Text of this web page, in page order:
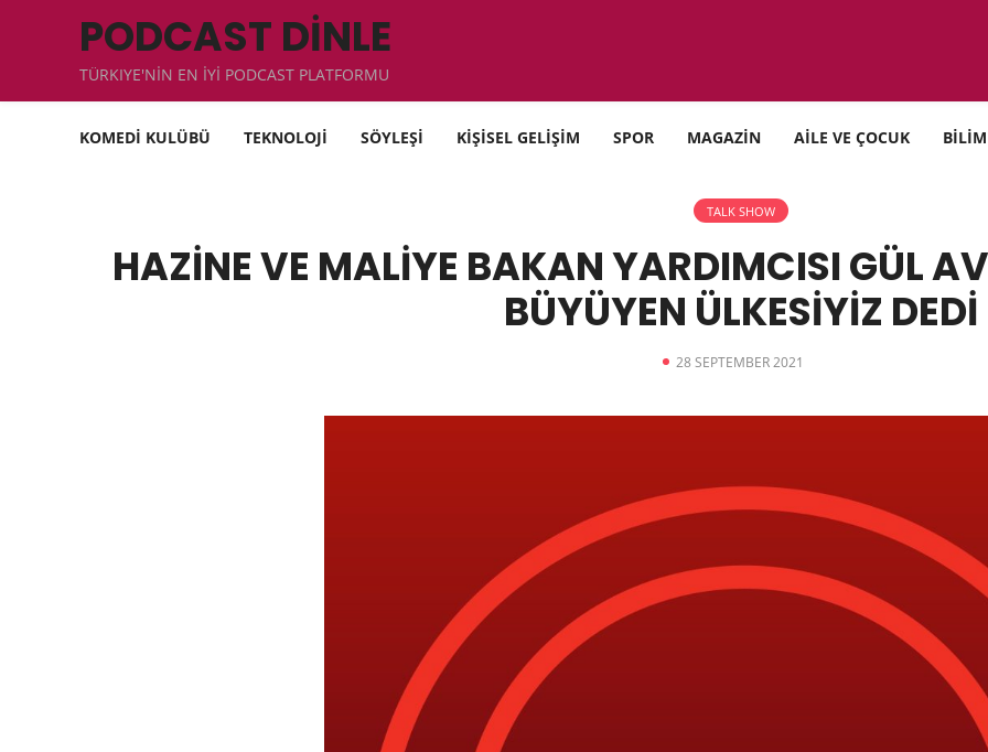
PODCAST DİNLE
TÜRKIYE'NİN EN İYİ PODCAST PLATFORMU
KOMEDİ KULÜBÜ TEKNOLOJİ SÖYLEŞİ KİŞİSEL GELİŞİM SPOR MAGAZİN AİLE VE ÇOCUK BİLİM
TALK SHOW
HAZİNE VE MALİYE BAKAN YARDIMCISI GÜL
BÜYÜYEN ÜLKESİYİZ DEDİ
28 SEPTEMBER 2021